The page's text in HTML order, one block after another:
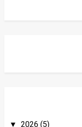
▼ 2026 (5)